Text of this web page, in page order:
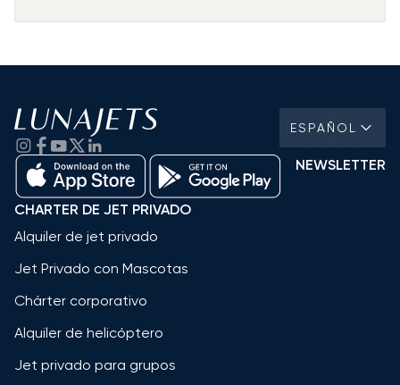
ESPAÑOL
NEWSLETTER
CHARTER DE JET PRIVADO
Alquiler de jet privado
Jet Privado con Mascotas
Chárter corporativo
Alquiler de helicóptero
Jet privado para grupos